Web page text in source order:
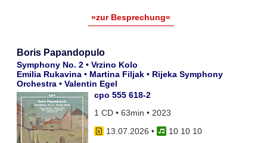
»zur Besprechung«
Boris Papandopulo
Symphony No. 2 • Vrzino Kolo
Emilia Rukavina • Martina Filjak • Rijeka Symphony
Orchestra • Valentin Egel
cpo 555 618-2
1 CD • 63min • 2023
13.07.2026 •
10 10 10